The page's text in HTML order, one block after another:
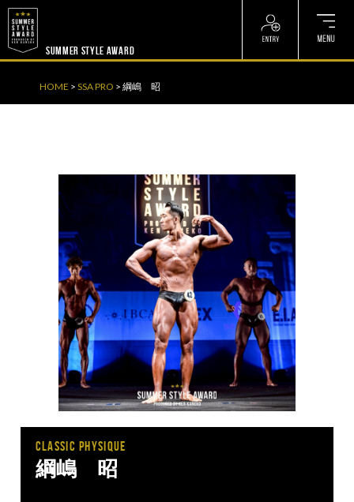
SUMMER STYLE AWARD
HOME > SSA PRO > 綱嶋 昭
CLASSIC PHYSIQUE
綱嶋 昭